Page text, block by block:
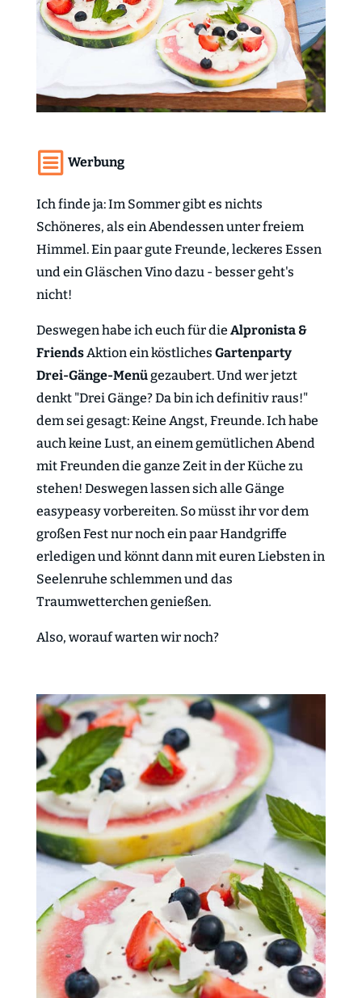
Werbung
Ich finde ja: Im Sommer gibt es nichts
Schöneres, als ein Abendessen unter freiem
Himmel. Ein paar gute Freunde, leckeres Essen
und ein Gläschen Vino dazu - besser geht's
nicht!
Deswegen habe ich euch für die Alpronista &
FriendsAktion ein köstliches Gartenparty
Drei-Gänge-Menügezaubert. Und wer jetzt
denkt "Drei Gänge? Da bin ich definitiv raus!"
dem sei gesagt: Keine Angst, Freunde. Ich habe
auch keine Lust, an einem gemütlichen Abend
mit Freunden die ganze Zeit in der Küche zu
stehen! Deswegen lassen sich alle Gänge
easypeasy vorbereiten. So müsst ihr vor dem
großen Fest nur noch ein paar Handgriffe
erledigen und könnt dann mit euren Liebsten in
Seelenruhe schlemmen und das
Traumwetterchen genießen.
Also, worauf warten wir noch?